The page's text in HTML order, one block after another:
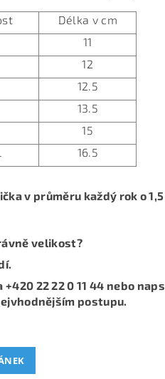
Délka v cm
11
12
12.5
13.5
15
16.5
v průměru každý rok o 1,5
velikost?
22 22 0 11 44 nebo
postupu.